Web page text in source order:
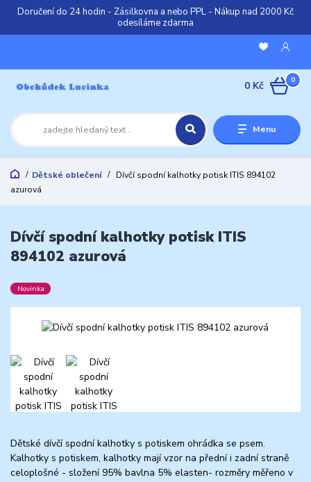
Doručení do 24 hodin - Zásilkovna a nebo PPL - Nákup nad 2000 Kč
odesíláme zdarma
Menu
0
0 Kč
Dětské oblečení
Dívčí spodní kalhotky potisk ITIS 894102
azurová
Dívčí spodní kalhotky potisk ITIS
894102 azurová
Novinka
Dětské dívčí spodní kalhotky s potiskem ohrádka se psem.
Kalhotky s potiskem, kalhotky mají vzor na přední i zadní straně
celoplošné - složení 95% bavlna 5% elasten- rozměry měřeno v